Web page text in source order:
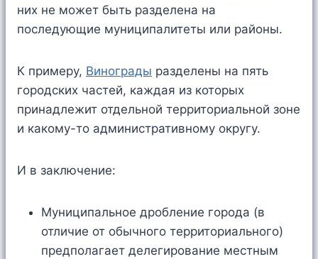
них не может быть разделена на
последующие муниципалитеты или районы.
К примеру, Винограды разделены на пять
городских частей, каждая из которых
принадлежит отдельной территориальной зоне
и какому-то административному округу.
И в заключение:
Муниципальное дробление города (в
отличие от обычного территориального)
предполагает делегирование местным